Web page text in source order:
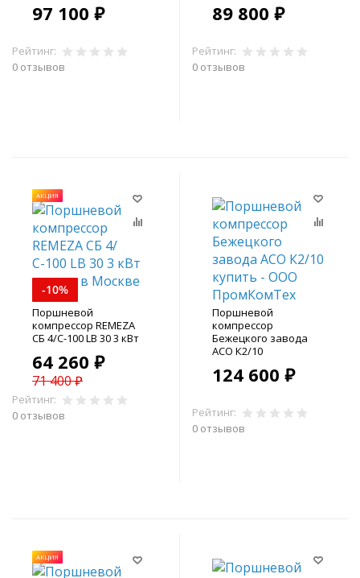
97 100 ₽
Рейтинг:
0 отзывов
89 800 ₽
Рейтинг:
0 отзывов
АКЦИЯ
-10%
Поршневой
компрессор REMEZA
СБ 4/С-100 LB 30 3 кВт
64 260 ₽
71 400 ₽
Рейтинг:
0 отзывов
Поршневой
компрессор
Бежецкого завода
АСО К2/10
124 600 ₽
Рейтинг:
0 отзывов
АКЦИЯ